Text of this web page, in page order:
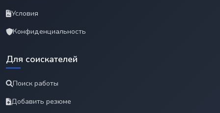
Условия
Конфиденциальность
Для соискателей
Поиск работы
Добавить резюме